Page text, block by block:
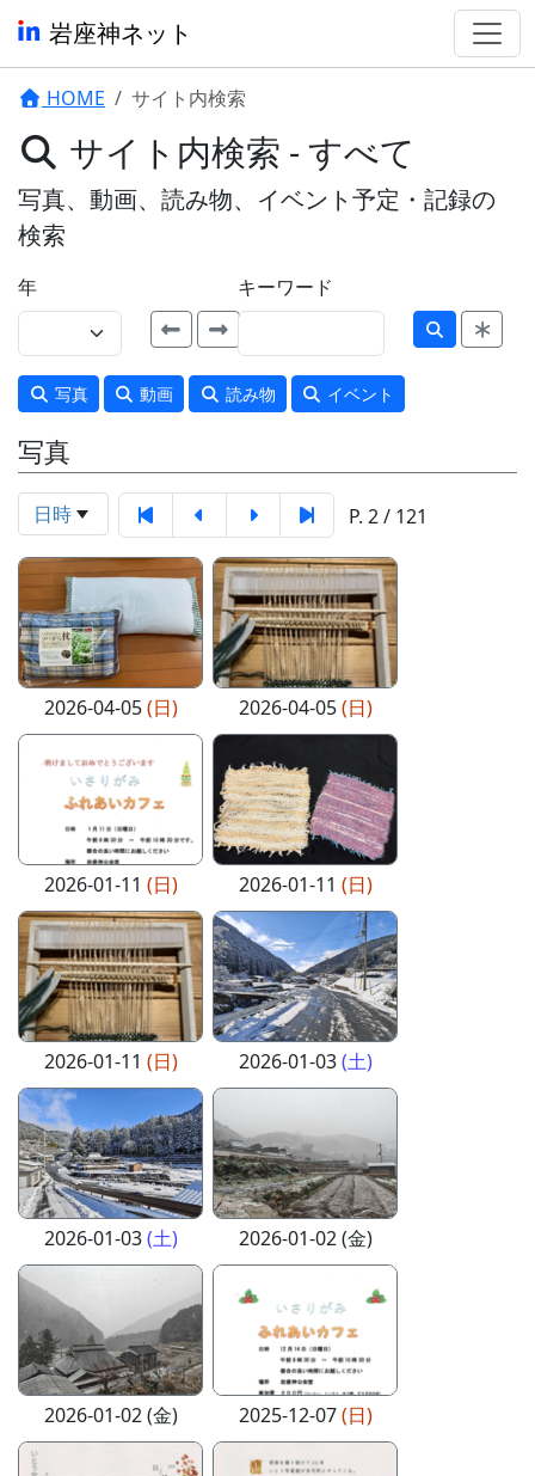
岩座神ネット
HOME サイト内検索
サイト内検索 - すべて
写真、動画、読み物、イベント予定・記録の
検索
年 キーワード
写真 動画 読み物 イベント
写真
日時 P. 2 / 121
2026-04-05(日) 2026-04-05(日)
2026-01-11 (日) 2026-01-11 (日)
2026-01-11 (日) 2026-01-03(土)
2026-01-03(土) 2026-01-02 (金)
2026-01-02 (金) 2025-12-07(日)